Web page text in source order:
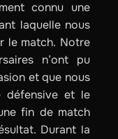
connu une
laquelle nous
le match. Notre
n’ont pu
et que nous
défensive et le
fin de match
Durant la